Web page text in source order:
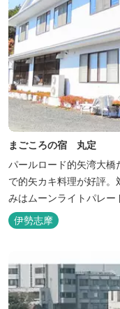
まごころの宿 丸定
パールロード的矢湾大橋
で的矢カキ料理が好評
みはムーンライトパレー
キ6月～8月も好評。
伊勢志摩